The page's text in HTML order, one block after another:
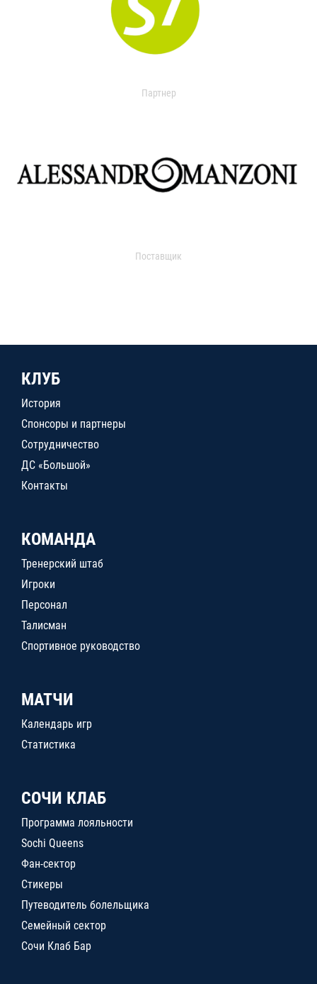
Партнер
Поставщик
КЛУБ
История
Спонсоры и партнеры
Сотрудничество
ДС «Большой»
Контакты
КОМАНДА
Тренерский штаб
Игроки
Персонал
Талисман
Спортивное руководство
МАТЧИ
Календарь игр
Статистика
СОЧИ КЛАБ
Программа лояльности
Sochi Queens
Фан-сектор
Стикеры
Путеводитель болельщика
Семейный сектор
Сочи Клаб Бар